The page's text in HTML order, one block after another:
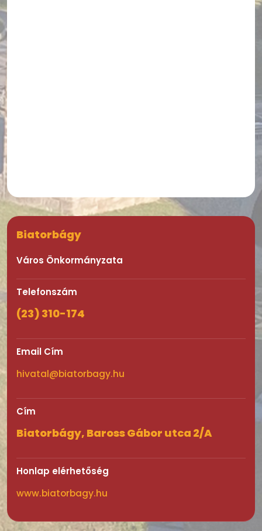
Biatorbágy
Város Önkormányzata
Telefonszám
(23) 310-174
Email Cím
hivatal@biatorbagy.hu
Cím
Biatorbágy, Baross Gábor utca 2/A
Honlap elérhetőség
www.biatorbagy.hu